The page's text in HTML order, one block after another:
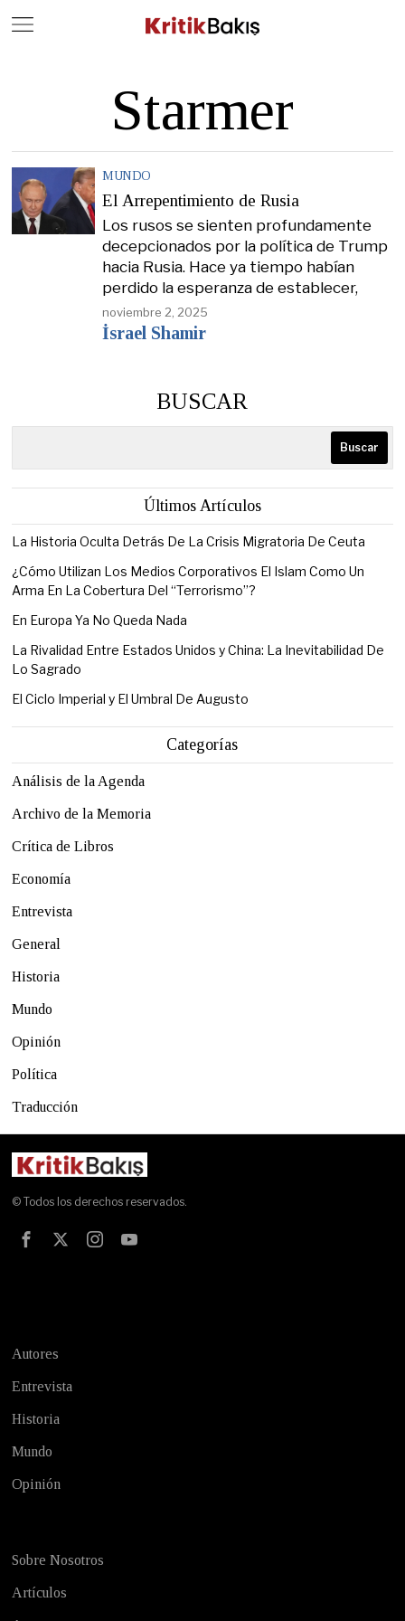
Starmer
MUNDO
El Arrepentimiento de Rusia
Los rusos se sienten profundamente
decepcionados por la política de Trump
hacia Rusia. Hace ya tiempo habían
perdido la esperanza de establecer,
noviembre 2, 2025
İsrael Shamir
BUSCAR
Buscar
Últimos Artículos
La Historia Oculta Detrás De La Crisis Migratoria De Ceuta
¿Cómo Utilizan Los Medios Corporativos El Islam Como Un
Arma En La Cobertura Del “Terrorismo”?
En Europa Ya No Queda Nada
La Rivalidad Entre Estados Unidos y China: La Inevitabilidad De
Lo Sagrado
El Ciclo Imperial y El Umbral De Augusto
Categorías
Análisis de la Agenda
Archivo de la Memoria
Crítica de Libros
Economía
Entrevista
General
Historia
Mundo
Opinión
Política
Traducción
© Todos los derechos reservados.
Autores
Entrevista
Historia
Mundo
Opinión
Sobre Nosotros
Artículos